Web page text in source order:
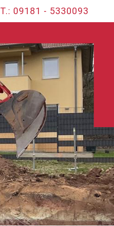
T.: 09181 - 5330093